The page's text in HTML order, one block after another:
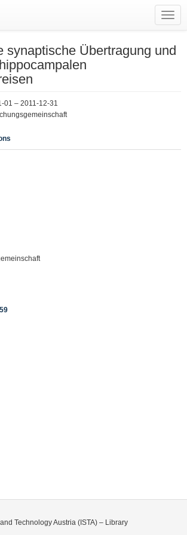
synaptische Übertragung und
01 – 2011-12-31
Technology Austria (ISTA) – Library